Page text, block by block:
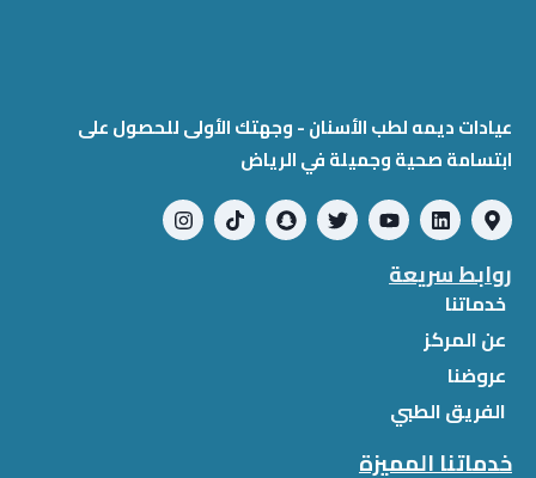
خدماتنا المميزة
روابط سريعة
خدماتنا
عن المركز
عروضنا
الفريق الطبي
عيادات ديمه لطب الأسنان - وجهتك الأولى للحصول على
ابتسامة صحية وجميلة في الرياض